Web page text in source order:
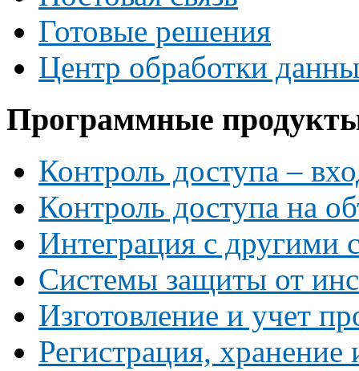
Готовые решения
Центр обработки
Программные
Контроль доступа –
Контроль доступа на
Интеграция с другими
Системы защиты от
Изготовление и учет
Регистрация,